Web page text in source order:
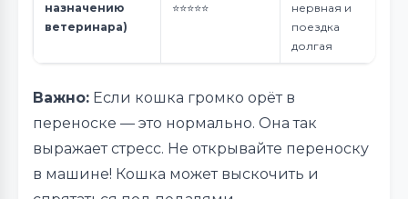
назначению
ветеринара)
⭐⭐⭐⭐⭐
нервная и
поездка
долгая
Важно: Если кошка громко орёт в
переноске — это нормально. Она так
выражает стресс. Не открывайте переноску
в машине! Кошка может выскочить и